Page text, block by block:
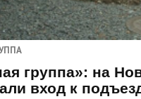
группа»: на
вход к